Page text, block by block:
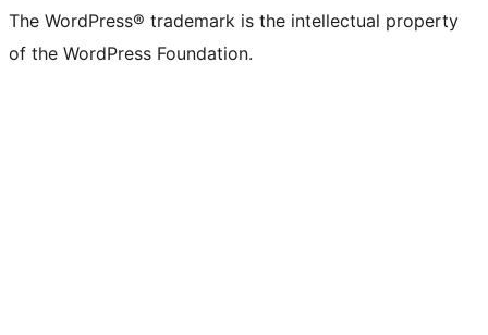
The WordPress® trademark is the intellectual property
of the WordPress Foundation.